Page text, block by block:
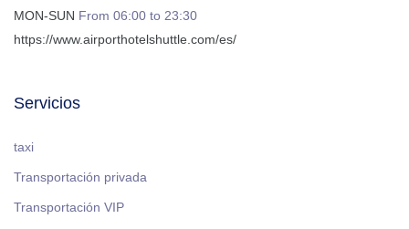
MON-SUN From 06:00 to 23:30
https://www.airporthotelshuttle.com/es/
Servicios
taxi
Transportación privada
Transportación VIP